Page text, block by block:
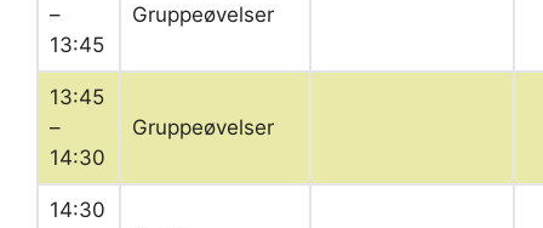
–
13:45
Gruppeøvelser
13:45
–
14:30
Gruppeøvelser
14:30